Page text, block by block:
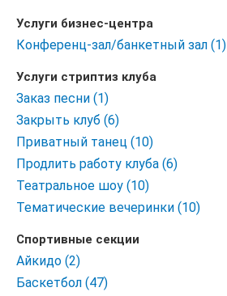
Услуги бизнес-центра
Конференц-зал/банкетный зал (1)
Услуги стриптиз клуба
Заказ песни (1)
Закрыть клуб (6)
Приватный танец (10)
Продлить работу клуба (6)
Театральное шоу (10)
Тематические вечеринки (10)
Спортивные секции
Айкидо (2)
Баскетбол (47)